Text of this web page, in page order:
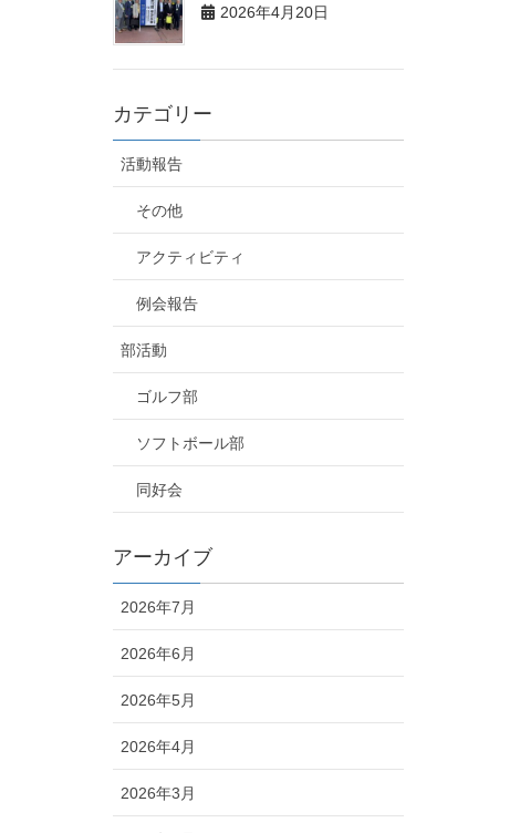
2026年4月20日
カテゴリー
活動報告
その他
アクティビティ
例会報告
部活動
ゴルフ部
ソフトボール部
同好会
アーカイブ
2026年7月
2026年6月
2026年5月
2026年4月
2026年3月